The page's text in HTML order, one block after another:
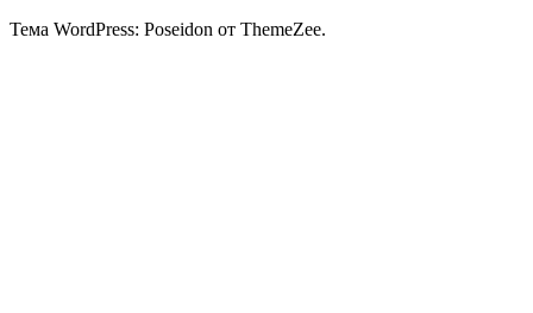
Тема WordPress: Poseidon от ThemeZee.